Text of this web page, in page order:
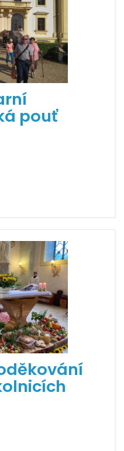
pouť